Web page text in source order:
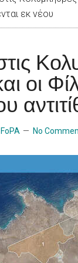
εκ νέου
οι
FoPA No